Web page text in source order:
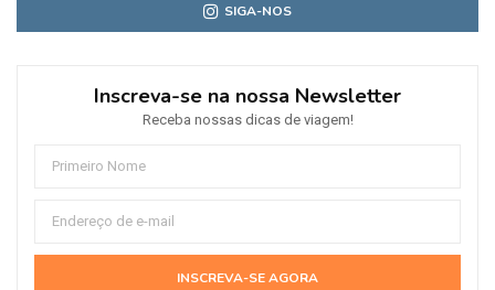
SIGA-NOS
Inscreva-se na nossa Newsletter
Receba nossas dicas de viagem!